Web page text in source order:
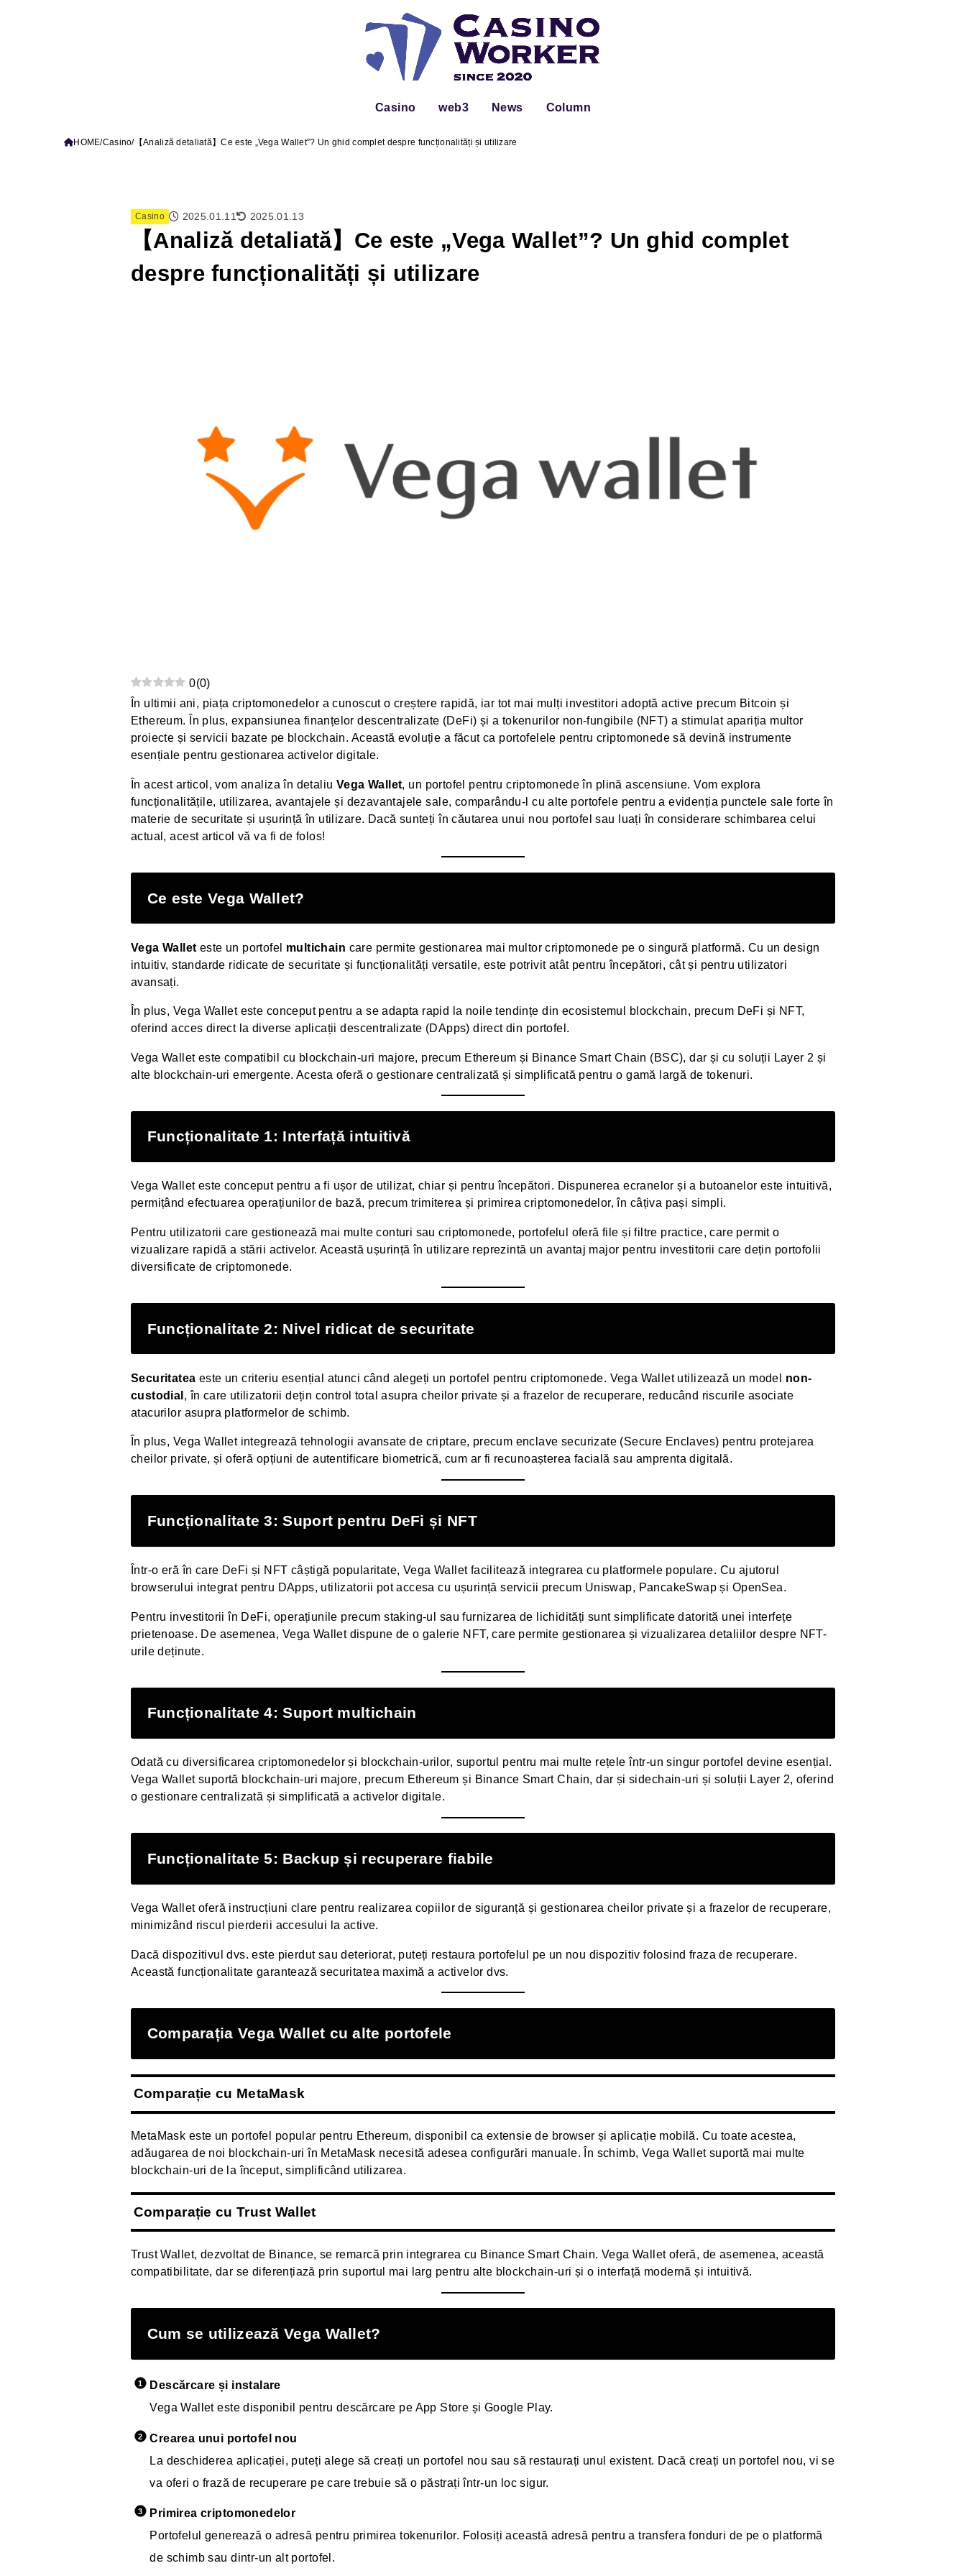
Casino web3 News Column
HOME Casino 【Analiză detaliată】Ce este „Vega Wallet”? Un ghid complet despre funcționalități și utilizare
Casino 2025.01.11 2025.01.13
【Analiză detaliată】Ce este „Vega Wallet”? Un ghid complet
despre funcționalități și utilizare
0(0)
În ultimii ani, piața criptomonedelor a cunoscut o creștere rapidă, iar tot mai mulți investitori adoptă active precum Bitcoin și
Ethereum. În plus, expansiunea finanțelor descentralizate (DeFi) și a tokenurilor non-fungibile (NFT) a stimulat apariția multor
proiecte și servicii bazate pe blockchain. Această evoluție a făcut ca portofelele pentru criptomonede să devină instrumente
esențiale pentru gestionarea activelor digitale.
În acest articol, vom analiza în detaliu Vega Wallet, un portofel pentru criptomonede în plină ascensiune. Vom explora
funcționalitățile, utilizarea, avantajele și dezavantajele sale, comparându-l cu alte portofele pentru a evidenția punctele sale forte în
materie de securitate și ușurință în utilizare. Dacă sunteți în căutarea unui nou portofel sau luați în considerare schimbarea celui
actual, acest articol vă va fi de folos!
Ce este Vega Wallet?
Vega Wallet este un portofel multichain care permite gestionarea mai multor criptomonede pe o singură platformă. Cu un design
intuitiv, standarde ridicate de securitate și funcționalități versatile, este potrivit atât pentru începători, cât și pentru utilizatori
avansați.
În plus, Vega Wallet este conceput pentru a se adapta rapid la noile tendințe din ecosistemul blockchain, precum DeFi și NFT,
oferind acces direct la diverse aplicații descentralizate (DApps) direct din portofel.
Vega Wallet este compatibil cu blockchain-uri majore, precum Ethereum și Binance Smart Chain (BSC), dar și cu soluții Layer 2 și
alte blockchain-uri emergente. Acesta oferă o gestionare centralizată și simplificată pentru o gamă largă de tokenuri.
Funcționalitate 1: Interfață intuitivă
Vega Wallet este conceput pentru a fi ușor de utilizat, chiar și pentru începători. Dispunerea ecranelor și a butoanelor este intuitivă,
permițând efectuarea operațiunilor de bază, precum trimiterea și primirea criptomonedelor, în câțiva pași simpli.
Pentru utilizatorii care gestionează mai multe conturi sau criptomonede, portofelul oferă file și filtre practice, care permit o
vizualizare rapidă a stării activelor. Această ușurință în utilizare reprezintă un avantaj major pentru investitorii care dețin portofolii
diversificate de criptomonede.
Funcționalitate 2: Nivel ridicat de securitate
Securitatea este un criteriu esențial atunci când alegeți un portofel pentru criptomonede. Vega Wallet utilizează un model non-
custodial, în care utilizatorii dețin control total asupra cheilor private și a frazelor de recuperare, reducând riscurile asociate
atacurilor asupra platformelor de schimb.
În plus, Vega Wallet integrează tehnologii avansate de criptare, precum enclave securizate (Secure Enclaves) pentru protejarea
cheilor private, și oferă opțiuni de autentificare biometrică, cum ar fi recunoașterea facială sau amprenta digitală.
Funcționalitate 3: Suport pentru DeFi și NFT
Într-o eră în care DeFi și NFT câștigă popularitate, Vega Wallet facilitează integrarea cu platformele populare. Cu ajutorul
browserului integrat pentru DApps, utilizatorii pot accesa cu ușurință servicii precum Uniswap, PancakeSwap și OpenSea.
Pentru investitorii în DeFi, operațiunile precum staking-ul sau furnizarea de lichidități sunt simplificate datorită unei interfețe
prietenoase. De asemenea, Vega Wallet dispune de o galerie NFT, care permite gestionarea și vizualizarea detaliilor despre NFT-
urile deținute.
Funcționalitate 4: Suport multichain
Odată cu diversificarea criptomonedelor și blockchain-urilor, suportul pentru mai multe rețele într-un singur portofel devine esențial.
Vega Wallet suportă blockchain-uri majore, precum Ethereum și Binance Smart Chain, dar și sidechain-uri și soluții Layer 2, oferind
o gestionare centralizată și simplificată a activelor digitale.
Funcționalitate 5: Backup și recuperare fiabile
Vega Wallet oferă instrucțiuni clare pentru realizarea copiilor de siguranță și gestionarea cheilor private și a frazelor de recuperare,
minimizând riscul pierderii accesului la active.
Dacă dispozitivul dvs. este pierdut sau deteriorat, puteți restaura portofelul pe un nou dispozitiv folosind fraza de recuperare.
Această funcționalitate garantează securitatea maximă a activelor dvs.
Comparația Vega Wallet cu alte portofele
Comparație cu MetaMask
MetaMask este un portofel popular pentru Ethereum, disponibil ca extensie de browser și aplicație mobilă. Cu toate acestea,
adăugarea de noi blockchain-uri în MetaMask necesită adesea configurări manuale. În schimb, Vega Wallet suportă mai multe
blockchain-uri de la început, simplificând utilizarea.
Comparație cu Trust Wallet
Trust Wallet, dezvoltat de Binance, se remarcă prin integrarea cu Binance Smart Chain. Vega Wallet oferă, de asemenea, această
compatibilitate, dar se diferențiază prin suportul mai larg pentru alte blockchain-uri și o interfață modernă și intuitivă.
Cum se utilizează Vega Wallet?
Descărcare și instalare
Vega Wallet este disponibil pentru descărcare pe App Store și Google Play.
Crearea unui portofel nou
La deschiderea aplicației, puteți alege să creați un portofel nou sau să restaurați unul existent. Dacă creați un portofel nou, vi se
va oferi o frază de recuperare pe care trebuie să o păstrați într-un loc sigur.
Primirea criptomonedelor
Portofelul generează o adresă pentru primirea tokenurilor. Folosiți această adresă pentru a transfera fonduri de pe o platformă
de schimb sau dintr-un alt portofel.